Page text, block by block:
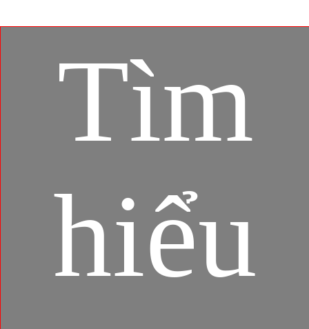
Tìm
hiểu